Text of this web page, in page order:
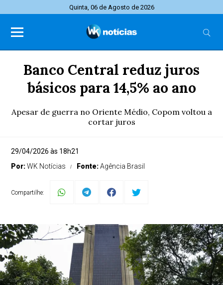
Quinta, 06 de Agosto de 2026
Banco Central reduz juros
básicos para 14,5% ao ano
Apesar de guerra no Oriente Médio, Copom voltou a
cortar juros
29/04/2026 às 18h21
Por:WK Notícias Fonte:Agência Brasil
Compartilhe: